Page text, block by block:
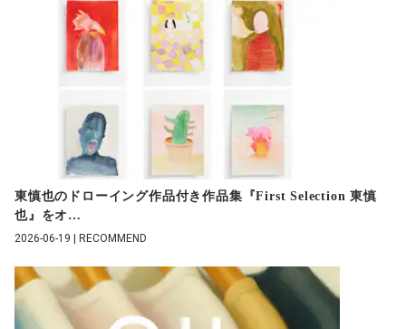
東慎也のドローイング作品付き作品集『First Selection 東慎
也』をオ …
2026-06-19 | RECOMMEND